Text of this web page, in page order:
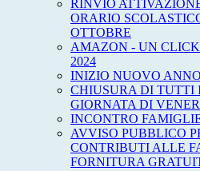
RINVIO
ORARIO
OTTOBRE
AMAZON - UN
2024
INIZIO NUOVO
CHIUSURA DI TUTTI
GIORNATA DI
INCONTRO
AVVISO PUBBLICO
CONTRIBUTI ALLE
FORNITURA